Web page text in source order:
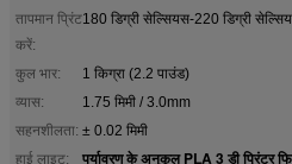
तापमान प्रिंट
करें:
180 डिग्री सेल्सियस-220 डिग्री
कुल भार:
1 किग्रा (2.2 पाउंड)
व्यास:
1.75 मिमी / 3.0mm
सहनशीलता: ± 0.02 मिमी
हाई लाइट:
पर्यावरण के अनुकूल PLA 3 डी प्रिंटर